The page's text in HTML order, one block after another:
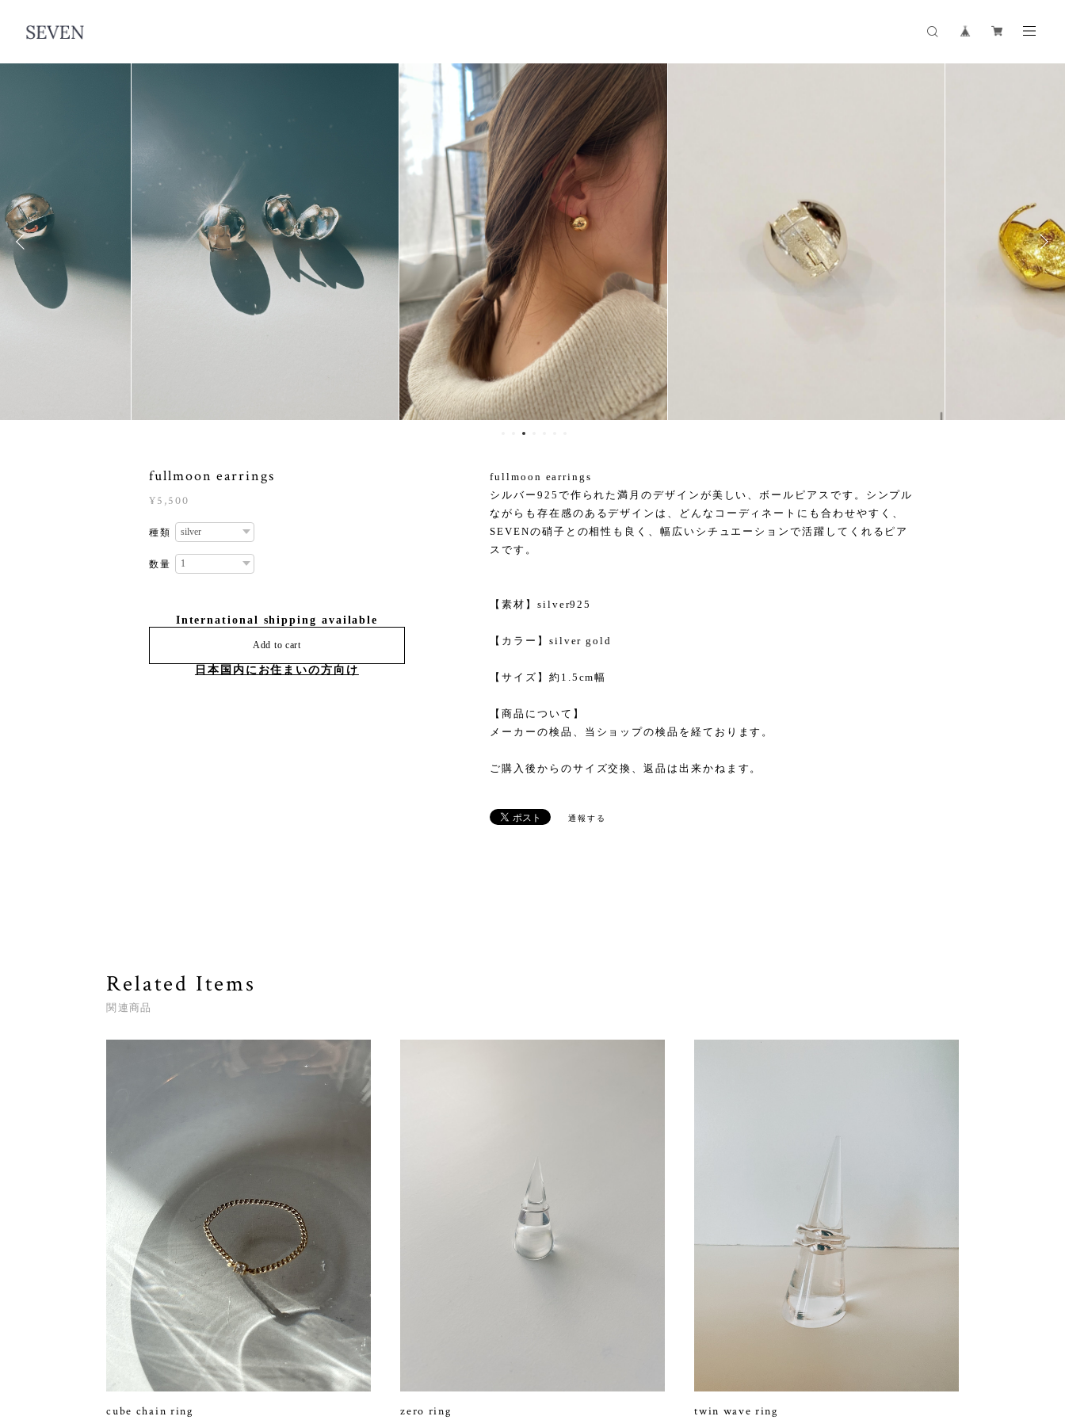
fullmoon earrings
¥5,500
種類
数量
International shipping available
Add to cart
日本国内にお住まいの方向け
fullmoon earrings
シルバー925で作られた満月のデザインが美しい、ボールピアスです。シンプル
ながらも存在感のあるデザインは、どんなコーディネートにも合わせやすく、
SEVENの硝子との相性も良く、幅広いシチュエーションで活躍してくれるピア
スです。
【素材】silver925
【カラー】silver gold
【サイズ】約1.5cm幅
【商品について】
メーカーの検品、当ショップの検品を経ております。
ご購入後からのサイズ交換、返品は出来かねます。
通報する
Related Items
関連商品
cube chain ring zero ring twin wave ring